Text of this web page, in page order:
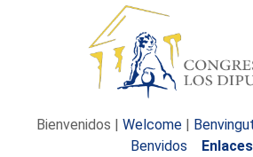
Bienvenidos | Welcome |
Benvidos
Enlaces